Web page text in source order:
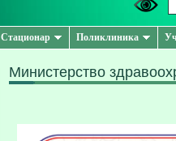
Стационар Поликлиника
Министерство